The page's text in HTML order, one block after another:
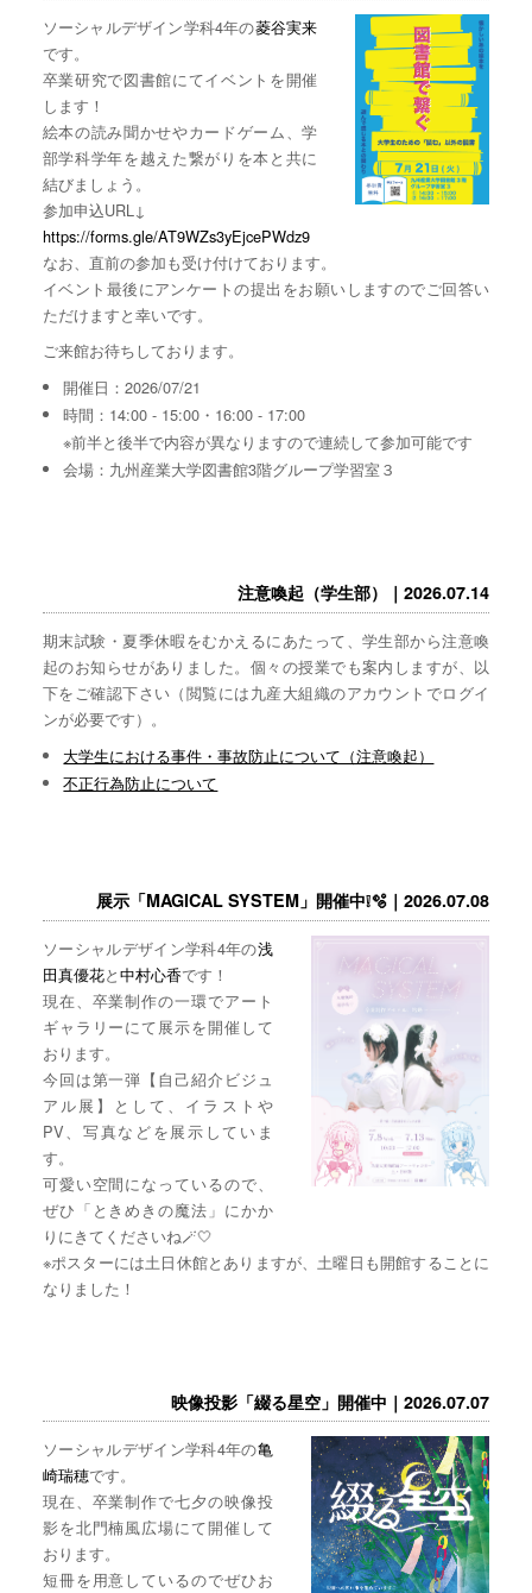
ソーシャルデザイン学科4年の菱谷実来
です。
卒業研究で図書館にてイベントを開催
します！
絵本の読み聞かせやカードゲーム、学
部学科学年を越えた繋がりを本と共に
結びましょう。
参加申込URL↓
https://forms.gle/AT9WZs3yEjcePWdz9
なお、直前の参加も受け付けております。
イベント最後にアンケートの提出をお願いしますのでご回答い
ただけますと幸いです。
ご来館お待ちしております。
開催日：2026/07/21
時間：14:00 - 15:00・16:00 - 17:00
※前半と後半で内容が異なりますので連続して参加可能です
会場：九州産業大学図書館3階グループ学習室３
注意喚起（学生部）｜2026.07.14
期末試験・夏季休暇をむかえるにあたって、学生部から注意喚
起のお知らせがありました。個々の授業でも案内しますが、以
下をご確認下さい（閲覧には九産大組織のアカウントでログイ
ンが必要です）。
大学生における事件・事故防止について（注意喚起）
不正行為防止について
展示「MAGICAL SYSTEM」開催中❕🫧｜2026.07.08
ソーシャルデザイン学科4年の浅
田真優花と中村心香です！
現在、卒業制作の一環でアート
ギャラリーにて展示を開催して
おります。
今回は第一弾【自己紹介ビジュ
アル展】として、イラストや
PV、写真などを展示していま
す。
可愛い空間になっているので、
ぜひ「ときめきの魔法」にかか
りにきてくださいね🪄🤍
※ポスターには土日休館とありますが、土曜日も開館することに
なりました！
映像投影「綴る星空」開催中｜2026.07.07
ソーシャルデザイン学科4年の亀
崎瑞穂です。
現在、卒業制作で七夕の映像投
影を北門楠風広場にて開催して
おります。
短冊を用意しているのでぜひお